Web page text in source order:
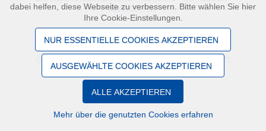
NEWSLETTER
Österreichischer Verband der Immobilienwirtschaft
Mariahilfer Straße 116/2.OG/2 - 1070 Wien
dabei helfen, diese Webseite zu verbessern. Bitte wählen Sie hier
Ihre Cookie-Einstellungen.
NUR ESSENTIELLE COOKIES AKZEPTIEREN
AUSGEWÄHLTE COOKIES AKZEPTIEREN
ALLE AKZEPTIEREN
Mehr über die genutzten Cookies erfahren